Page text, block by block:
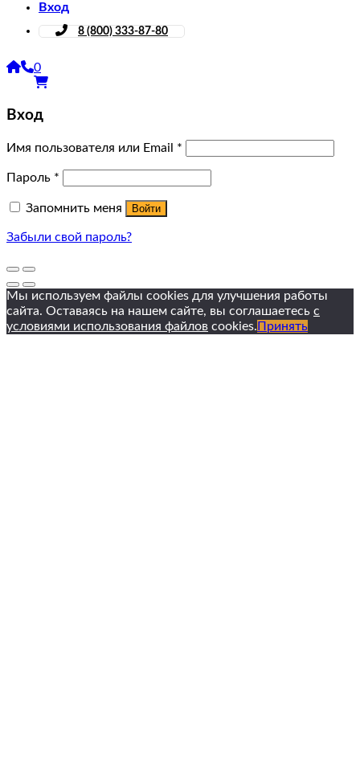
Вход
8 (800) 333-87-80
0
Вход
Имя пользователя или Email *
Пароль *
Запомнить меня Войти
Забыли свой пароль?
Мы используем файлы cookies для улучшения работы
сайта. Оставаясь на нашем сайте, вы соглашаетесь с
условиями использования файлов cookies. Принять